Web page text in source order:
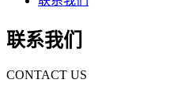
联系我们
CONTACT US